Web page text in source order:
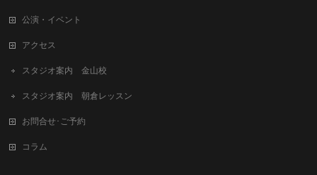
公演・イベント
アクセス
スタジオ案内 金山校
スタジオ案内 朝倉レッスン
お問合せ･ご予約
コラム